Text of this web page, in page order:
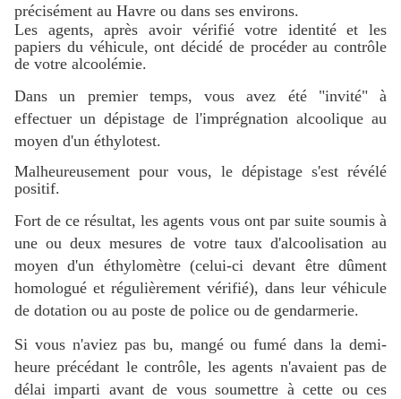
précisément au Havre ou dans ses environs.
Les agents, après avoir vérifié votre identité et les
papiers du véhicule, ont décidé de procéder au contrôle
de votre alcoolémie.
Dans un premier temps, vous avez été "invité" à
effectuer un dépistage de l'imprégnation alcoolique au
moyen d'un éthylotest.
Malheureusement pour vous, le dépistage s'est révélé
positif.
Fort de ce résultat, les agents vous ont par suite soumis à
une ou deux mesures de votre taux d'alcoolisation au
moyen d'un éthylomètre (celui-ci devant être dûment
homologué et régulièrement vérifié), dans leur véhicule
de dotation ou au poste de police ou de gendarmerie.
Si vous n'aviez pas bu, mangé ou fumé dans la demi-
heure précédant le contrôle, les agents n'avaient pas de
délai imparti avant de vous soumettre à cette ou ces